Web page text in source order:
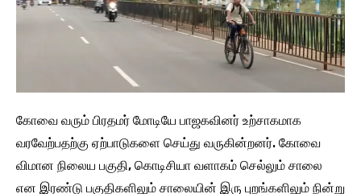
கோவை வரும் பிரதமர் மோடியே பாஜகவினர் உற்சாகமாக
வரவேற்பதற்கு ஏற்பாடுகளை செய்து வருகின்றனர். கோவை
விமான நிலைய பகுதி, கொடிசியா வளாகம் செல்லும் சாலை
என இரண்டு பகுதிகளிலும் சாலையின் இரு புறங்களிலும் நின்று